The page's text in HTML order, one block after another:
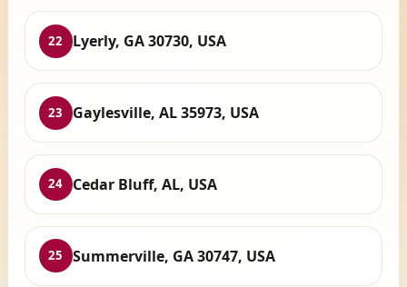
22 Lyerly, GA 30730, USA
23 Gaylesville, AL 35973, USA
24 Cedar Bluff, AL, USA
25 Summerville, GA 30747, USA